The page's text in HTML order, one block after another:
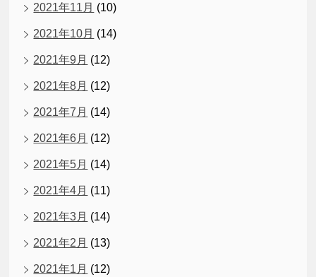
2021年11月 (10)
2021年10月 (14)
2021年9月 (12)
2021年8月 (12)
2021年7月 (14)
2021年6月 (12)
2021年5月 (14)
2021年4月 (11)
2021年3月 (14)
2021年2月 (13)
2021年1月 (12)